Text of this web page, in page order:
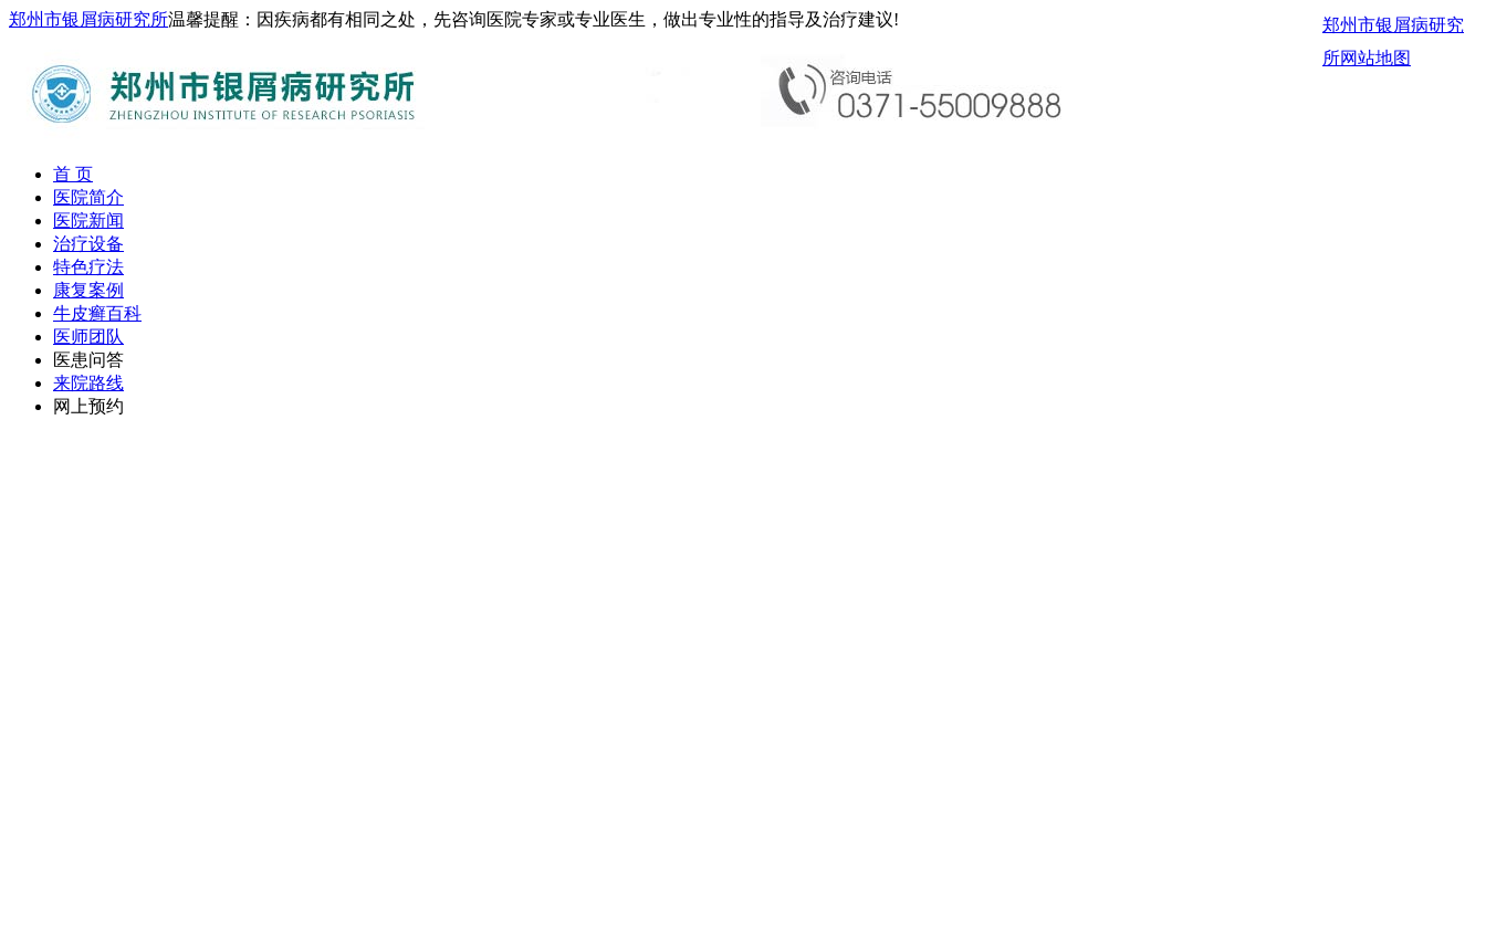
郑州市银屑病研究所温馨提醒：因疾病都有相同之处，先咨询医院专家或专业医生，做出专业性的指导及治疗建议!
郑州市银屑病研究
所网站地图
首 页
医院简介
医院新闻
治疗设备
特色疗法
康复案例
牛皮癣百科
医师团队
医患问答
来院路线
网上预约